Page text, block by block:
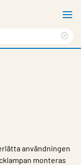
användningen
monteras